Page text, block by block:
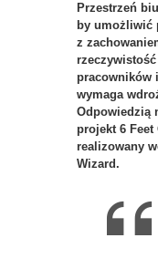
Przestrzeń
by umożliwić
z
pracowników
wymaga
Odpowiedzią
projekt 6 Feet
realizowany
Wizard.